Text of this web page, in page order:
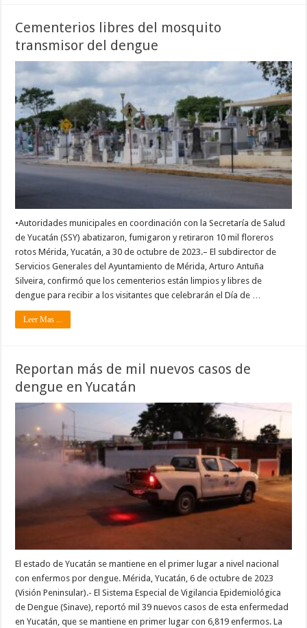
Cementerios libres del mosquito
transmisor del dengue
•Autoridades municipales en coordinación con la Secretaría de Salud
de Yucatán (SSY) abatizaron, fumigaron y retiraron 10 mil floreros
rotos Mérida, Yucatán, a 30 de octubre de 2023.– El subdirector de
Servicios Generales del Ayuntamiento de Mérida, Arturo Antuña
Silveira, confirmó que los cementerios están limpios y libres de
dengue para recibir a los visitantes que celebrarán el Día de …
Leer Mas ...
Reportan más de mil nuevos casos de
dengue en Yucatán
El estado de Yucatán se mantiene en el primer lugar a nivel nacional
con enfermos por dengue. Mérida, Yucatán, 6 de octubre de 2023
(Visión Peninsular).- El Sistema Especial de Vigilancia Epidemiológica
de Dengue (Sinave), reportó mil 39 nuevos casos de esta enfermedad
en Yucatán, que se mantiene en primer lugar con 6,819 enfermos. La